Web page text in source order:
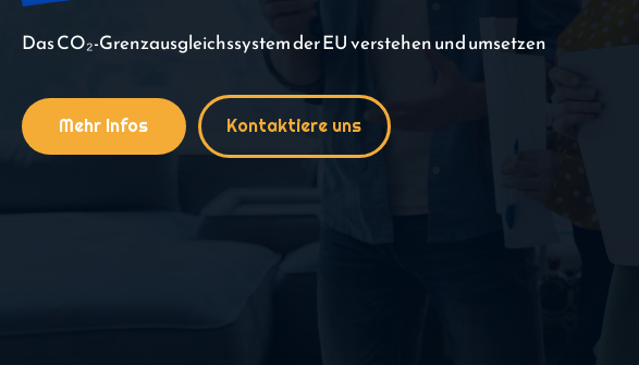
Das CO₂-Grenzausgleichssystem der EU verstehen und umsetzen
Mehr Infos Kontaktiere uns